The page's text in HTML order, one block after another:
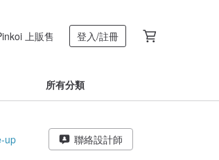
上販售 登入/註冊
所有分類
up 聯絡設計師